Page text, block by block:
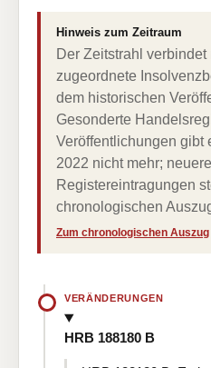
Hinweis zum Zeitraum
Der Zeitstrahl
zugeordnete
dem historischen
Gesonderte
Veröffentlichungen gibt
2022 nicht mehr; neuere
Registereintragungen
chronologischen
Zum chronologischen Auszug
VERÄNDERUNGEN
HRB 188180 B